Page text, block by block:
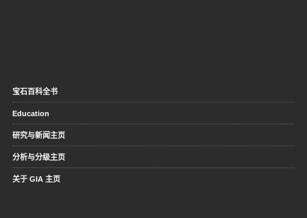
宝石百科全书
Education
研究与新闻主页
分析与分级主页
关于 GIA 主页